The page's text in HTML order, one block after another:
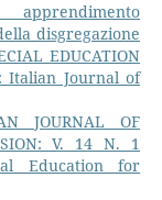
disgregazione
EDUCATION
Italian Journal of
JOURNAL OF
V. 14 N. 1
Education for